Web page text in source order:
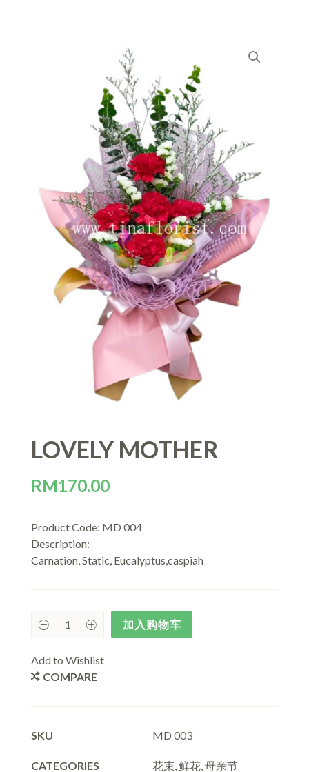
LOVELY MOTHER
RM170.00
Product Code: MD 004
Description:
Carnation, Static, Eucalyptus,caspiah
加入购物车
Add to Wishlist
COMPARE
SKU MD 003
CATEGORIES 花束 鲜花 母亲节